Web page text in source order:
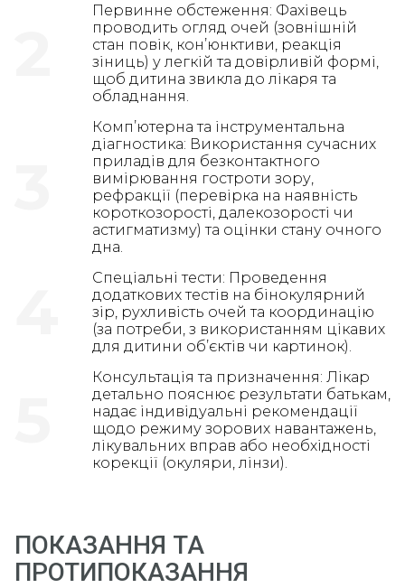
Первинне обстеження: Фахівець
проводить огляд очей (зовнішній
стан повік, кон’юнктиви, реакція
зіниць) у легкій та довірливій формі,
щоб дитина звикла до лікаря та
обладнання.
Комп’ютерна та інструментальна
діагностика: Використання сучасних
приладів для безконтактного
вимірювання гостроти зору,
рефракції (перевірка на наявність
короткозорості, далекозорості чи
астигматизму) та оцінки стану очного
дна.
Спеціальні тести: Проведення
додаткових тестів на бінокулярний
зір, рухливість очей та координацію
(за потреби, з використанням цікавих
для дитини об’єктів чи картинок).
Консультація та призначення: Лікар
детально пояснює результати батькам,
надає індивідуальні рекомендації
щодо режиму зорових навантажень,
лікувальних вправ або необхідності
корекції (окуляри, лінзи).
ПОКАЗАННЯ ТА
ПРОТИПОКАЗАННЯ